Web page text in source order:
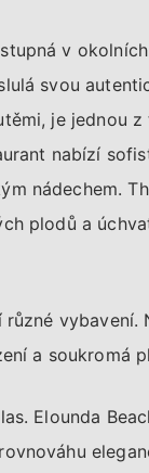
v
svou
je jednou
nabízí
nádechem.
plodů a
vybavení.
a soukromá
Elounda